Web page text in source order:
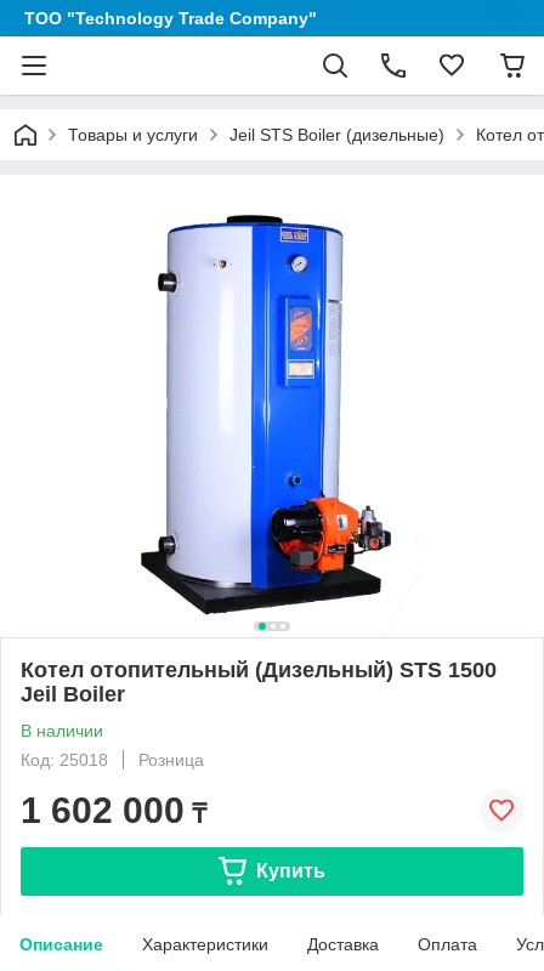
TOO "Technology Trade Company"
Товары и услуги Jeil STS Boiler (дизельные) Котел
Котел отопительный (Дизельный) STS 1500
Jeil Boiler
В наличии
Код: 25018
Розница
1 602 000 ₸
Купить
Описание Характеристики Доставка Оплата